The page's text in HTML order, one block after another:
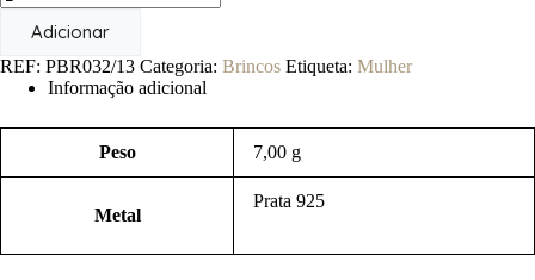
de
Folha
papel
Adicionar
REF: PBR032/13 Categoria: Brincos Etiqueta: Mulher
Informação adicional
Peso 7,00 g
Metal
Prata 925